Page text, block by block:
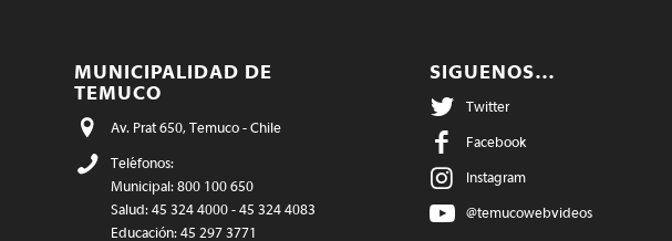
MUNICIPALIDAD DE
TEMUCO
Av. Prat 650, Temuco - Chile
Teléfonos:
Municipal: 800 100 650
Salud: 45 324 4000 - 45 324 4083
Educación: 45 297 3771
SIGUENOS…
Twitter
Facebook
Instagram
@temucowebvideos